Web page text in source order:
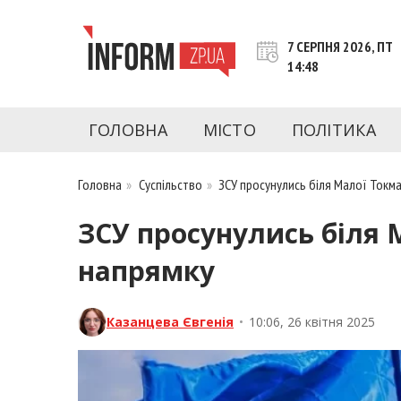
INFORM.ZP.UA – це інформаційний
Запоріжжя та Запорізької області на день.
7 СЕРПНЯ 2026, ПТ
14:48
ГОЛОВНА МІСТО ПОЛІТИКА
Головна » Суспільство »ЗСУ просунулись біля Малої
ЗСУ просунулись біля
напрямку
Казанцева Євгенія • 10:06, 26 квітня 2025